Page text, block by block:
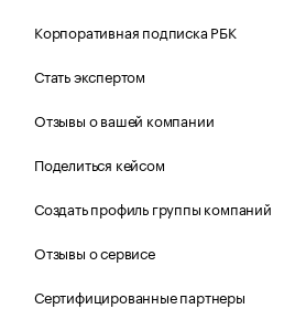
Корпоративная подписка РБК
Стать экспертом
Отзывы о вашей компании
Поделиться кейсом
Создать профиль группы компаний
Отзывы о сервисе
Сертифицированные партнеры